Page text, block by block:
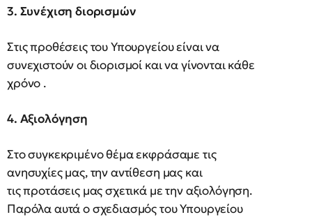
3. Συνέχιση διορισμών
Στις προθέσεις του Υπουργείου είναι να
συνεχιστούν οι διορισμοί και να γίνονται κάθε
χρόνο .
4. Αξιολόγηση
Στο συγκεκριμένο θέμα εκφράσαμε τις
ανησυχίες μας, την αντίθεση μας και
τις προτάσεις μας σχετικά με την αξιολόγηση.
Παρόλα αυτά ο σχεδιασμός του Υπουργείου